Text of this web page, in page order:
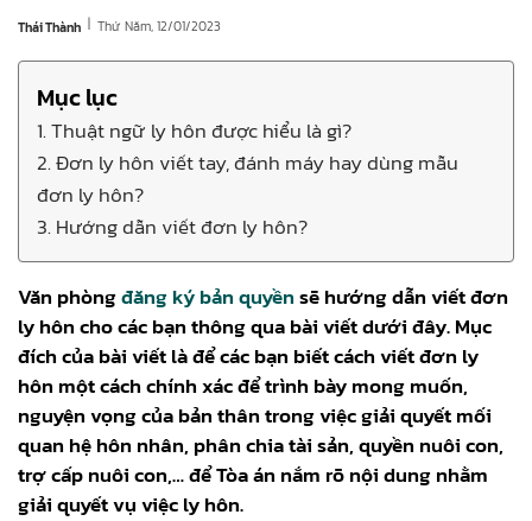
Thái Thành | Thứ Năm, 12/01/2023
Mục lục
1. Thuật ngữ ly hôn được hiểu là gì?
2. Đơn ly hôn viết tay, đánh máy hay dùng mẫu
đơn ly hôn?
3. Hướng dẫn viết đơn ly hôn?
Văn phòngđăng ký bản quyềnsẽ hướng dẫn viết đơn
ly hôn cho các bạn thông qua bài viết dưới đây. Mục
đích của bài viết là để các bạn biết cách viết đơn ly
hôn một cách chính xác để trình bày mong muốn,
nguyện vọng của bản thân trong việc giải quyết mối
quan hệ hôn nhân, phân chia tài sản, quyền nuôi con,
trợ cấp nuôi con,… để Tòa án nắm rõ nội dung nhằm
giải quyết vụ việc ly hôn.